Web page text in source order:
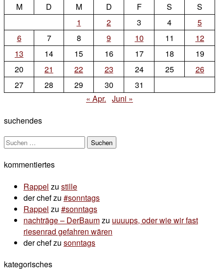
in
den
mai
M
D M D F S
S
1
2 3 4
5
6
7 8 9 10 11
12
13
14 15 16 17 18
19
20
21 22 23 24 25
26
27
28 29 30
31
« Apr. Juni »
suchendes
Suchen
kommentiertes
Rappel zu stille
der chefzu #sonntags
Rappel zu #sonntags
nachträge – DerBaumzu uuuups, oder wie wir fast
riesenrad gefahren wären
der chefzu sonntags
kategorisches